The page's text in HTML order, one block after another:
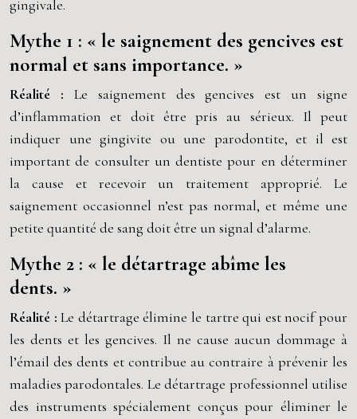
gingivale.
Mythe 1 : « le saignement des gencives est
normal et sans importance. »
Réalité : Le saignement des gencives est un signe
d’inflammation et doit être pris au sérieux. Il peut
indiquer une gingivite ou une parodontite, et il est
important de consulter un dentiste pour en déterminer
la cause et recevoir un traitement approprié. Le
saignement occasionnel n’est pas normal, et même une
petite quantité de sang doit être un signal d’alarme.
Mythe 2 : « le détartrage abîme les
dents. »
Réalité :Le détartrage élimine le tartre qui est nocif pour
les dents et les gencives. Il ne cause aucun dommage à
l’émail des dents et contribue au contraire à prévenir les
maladies parodontales. Le détartrage professionnel utilise
des instruments spécialement conçus pour éliminer le